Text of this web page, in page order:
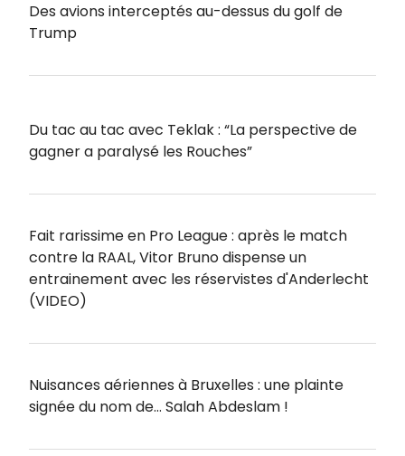
Des avions interceptés au-dessus du golf de
Trump
Du tac au tac avec Teklak : “La perspective de
gagner a paralysé les Rouches”
Fait rarissime en Pro League : après le match
contre la RAAL, Vitor Bruno dispense un
entrainement avec les réservistes d'Anderlecht
(VIDEO)
Nuisances aériennes à Bruxelles : une plainte
signée du nom de… Salah Abdeslam !